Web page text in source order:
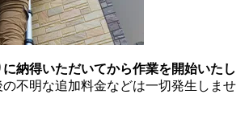
納得いただいてから作業を開始いたし
の不明な追加料金などは一切発生しませ